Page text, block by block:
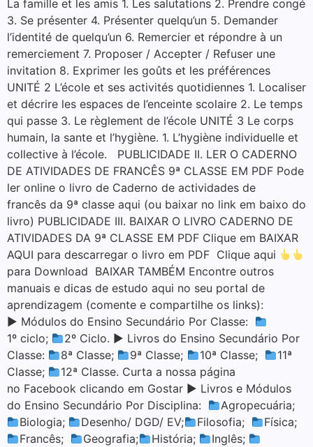
La famille et les amis 1. Les salutations 2. Prendre congé
3. Se présenter 4. Présenter quelqu’un 5. Demander
l’identité de quelqu’un 6. Remercier et répondre à un
remerciement 7. Proposer / Accepter / Refuser une
invitation 8. Exprimer les goûts et les préférences
UNITÉ 2 L’école et ses activités quotidiennes 1. Localiser
et décrire les espaces de l’enceinte scolaire 2. Le temps
qui passe 3. Le règlement de l’école UNITÉ 3 Le corps
humain, la sante et l’hygiène. 1. L’hygiène individuelle et
collective à l’école. PUBLICIDADE II. LER O CADERNO
DE ATIVIDADES DE FRANCÊS 9ª CLASSE EM PDF Pode
ler online o livro de Caderno de actividades de
francês da 9ª classe aqui (ou baixar no link em baixo do
livro) PUBLICIDADE III. BAIXAR O LIVRO CADERNO DE
ATIVIDADES DA 9ª CLASSE EM PDF Clique em BAIXAR
AQUI para descarregar o livro em PDF Clique aqui
para Download BAIXAR TAMBÉM Encontre outros
manuais e dicas de estudo aqui no seu portal de
aprendizagem (comente e compartilhe os links):
▶ Módulos do Ensino Secundário Por Classe:
1º ciclo;
2º Ciclo. ▶ Livros do Ensino Secundário Por
Classe:
8ª Classe; 9ª Classe; 10ª Classe;
11ª
Classe;
12ª Classe. Curta a nossa página
no Facebook clicando em Gostar ▶ Livros e Módulos
do Ensino Secundário Por Disciplina:
Agropecuária;
Biologia;
Desenho/ DGD/ EV; Filosofia;
Física;
Francês;
Geografia; História;
Inglês;